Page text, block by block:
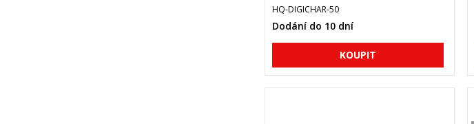
HQ-DIGICHAR-50
Dodání do 10 dní